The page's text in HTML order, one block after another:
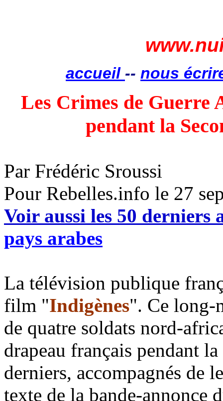
accueil -- nous
Les Crimes de Guerre
pendantla
Par Frédéric Sroussi
Pour Rebelles.info le 27
Voir aussi les 50 derniers
pays arabes
La télévision publique
film "Indigènes". Ce long-
de quatre soldats nord-
drapeau français pendant
derniers, accompagnés de
texte de la bande-